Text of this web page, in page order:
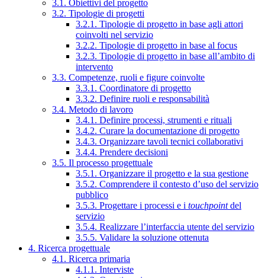
3.1. Obiettivi del progetto
3.2. Tipologie di progetti
3.2.1. Tipologie di progetto in base agli attori
coinvolti nel servizio
3.2.2. Tipologie di progetto in base al focus
3.2.3. Tipologie di progetto in base all’ambito di
intervento
3.3. Competenze, ruoli e figure coinvolte
3.3.1. Coordinatore di progetto
3.3.2. Definire ruoli e responsabilità
3.4. Metodo di lavoro
3.4.1. Definire processi, strumenti e rituali
3.4.2. Curare la documentazione di progetto
3.4.3. Organizzare tavoli tecnici collaborativi
3.4.4. Prendere decisioni
3.5. Il processo progettuale
3.5.1. Organizzare il progetto e la sua gestione
3.5.2. Comprendere il contesto d’uso del servizio
pubblico
3.5.3. Progettare i processi e i touchpointdel
servizio
3.5.4. Realizzare l’interfaccia utente del servizio
3.5.5. Validare la soluzione ottenuta
4. Ricerca progettuale
4.1. Ricerca primaria
4.1.1. Interviste